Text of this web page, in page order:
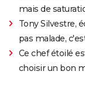
mais de
Tony Silvestre,
pas malade,
Ce chef étoilé
choisir un bon